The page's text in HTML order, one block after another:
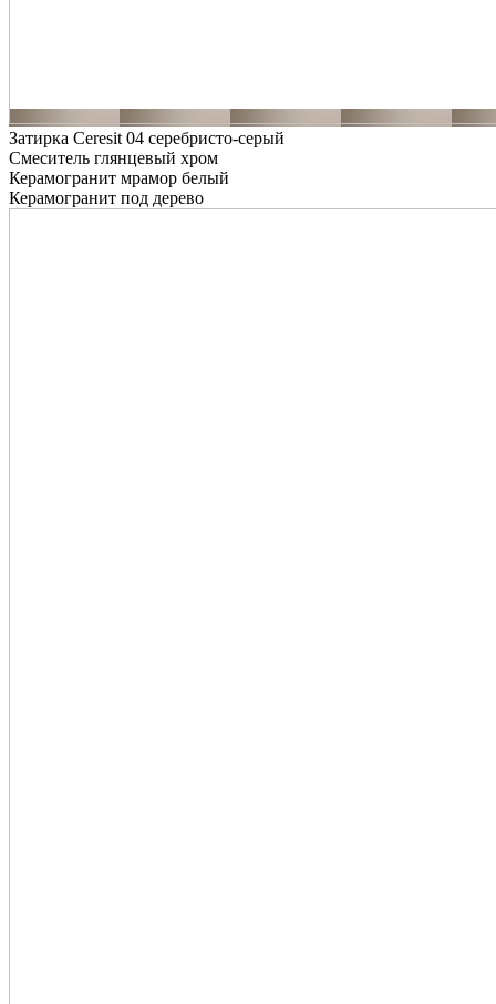
Затирка Ceresit 04 серебристо-серый
Смеситель глянцевый хром
Керамогранит мрамор белый
Керамогранит под дерево